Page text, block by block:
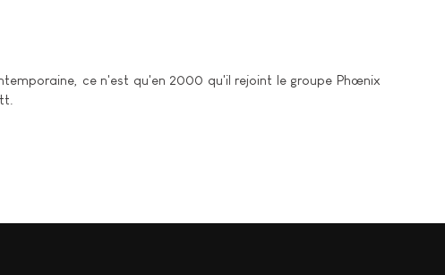
ce n'est qu'en 2000 qu'il rejoint le groupe Phœnix